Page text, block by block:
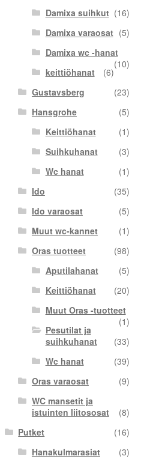
Damixa suihkut (16)
Damixa varaosat (5)
Damixa wc -hanat
(10)
keittiöhanat
(6)
Gustavsberg
(23)
Hansgrohe
(5)
Keittiöhanat
(1)
Suihkuhanat
(3)
Wc hanat
(1)
Ido
(35)
Ido varaosat
(5)
Muut wc-kannet
(1)
Oras tuotteet
(98)
Aputilahanat
(5)
Keittiöhanat
(20)
Muut Oras -tuotteet
(1)
Pesutilat ja
suihkuhanat
(33)
Wc hanat
(39)
Oras varaosat
(9)
WC mansetit ja
istuinten liitososat
(8)
Putket
(16)
Hanakulmarasiat
(3)